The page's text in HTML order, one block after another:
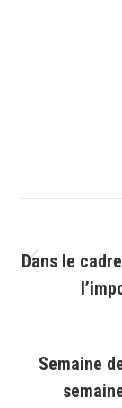
article
Dans le
Semaine